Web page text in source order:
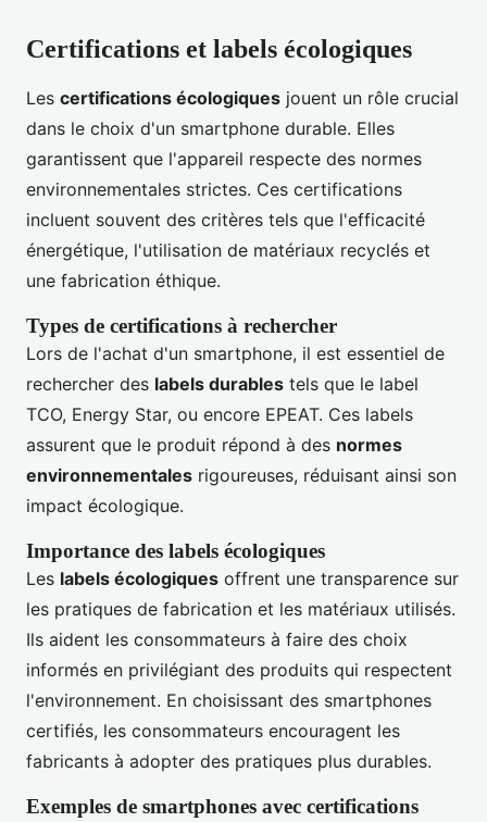
Certifications et labels écologiques
Les certifications écologiques jouent un rôle crucial
dans le choix d'un smartphone durable. Elles
garantissent que l'appareil respecte des normes
environnementales strictes. Ces certifications
incluent souvent des critères tels que l'efficacité
énergétique, l'utilisation de matériaux recyclés et
une fabrication éthique.
Types de certifications à rechercher
Lors de l'achat d'un smartphone, il est essentiel de
rechercher des labels durables tels que le label
TCO, Energy Star, ou encore EPEAT. Ces labels
assurent que le produit répond à des normes
environnementales rigoureuses, réduisant ainsi son
impact écologique.
Importance des labels écologiques
Les labels écologiques offrent une transparence sur
les pratiques de fabrication et les matériaux utilisés.
Ils aident les consommateurs à faire des choix
informés en privilégiant des produits qui respectent
l'environnement. En choisissant des smartphones
certifiés, les consommateurs encouragent les
fabricants à adopter des pratiques plus durables.
Exemples de smartphones avec certifications